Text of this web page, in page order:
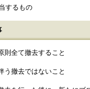
するもの
則全て撤去すること
う撤去ではないこと